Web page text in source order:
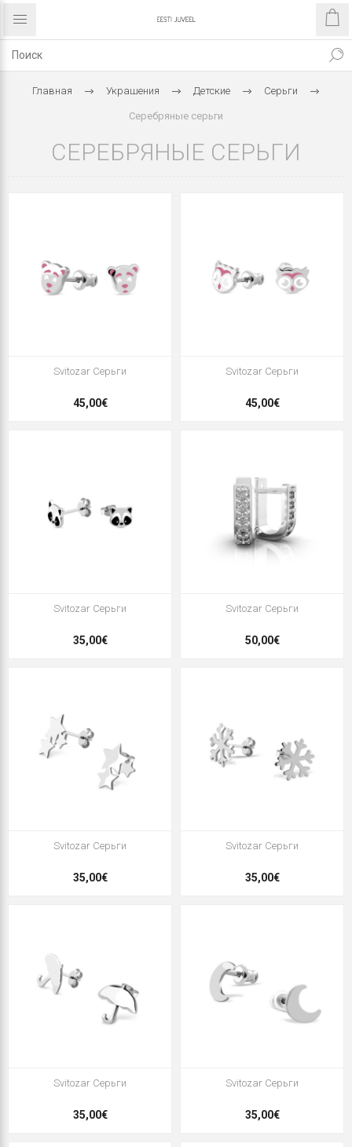
Главная Украшения Детские Серьги
Cеребряные серьги
CЕРЕБРЯНЫЕ СЕРЬГИ
Svitozar Серьги
45,00€
Svitozar Серьги
45,00€
Svitozar Серьги
35,00€
Svitozar Серьги
50,00€
Svitozar Серьги
35,00€
Svitozar Серьги
35,00€
Svitozar Серьги
35,00€
Svitozar Серьги
35,00€